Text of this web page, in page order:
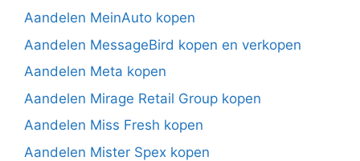
Aandelen MeinAuto kopen
Aandelen MessageBird kopen en verkopen
Aandelen Meta kopen
Aandelen Mirage Retail Group kopen
Aandelen Miss Fresh kopen
Aandelen Mister Spex kopen